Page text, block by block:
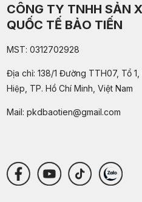
CÔNG TY TNHH SẢN
QUỐC TẾ BẢO TIẾN
MST: 0312702928
Địa chỉ: 138/1 Đường TTH07, Tổ
Hiệp, TP. Hồ Chí Minh, Việt Nam
Mail: pkdbaotien@gmail.com